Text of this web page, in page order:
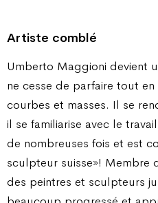
Artiste comblé
Umberto Maggioni devient
ne cesse de parfaire tout
courbes et masses. Il se
il se familiarise avec le
de nombreuses fois et est
sculpteur suisse»! Membre
des peintres et sculpteurs